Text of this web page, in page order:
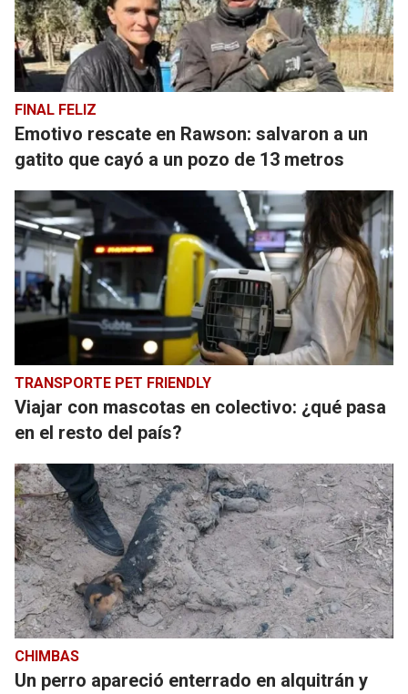
FINAL FELIZ
Emotivo rescate en Rawson: salvaron a un
gatito que cayó a un pozo de 13 metros
TRANSPORTE PET FRIENDLY
Viajar con mascotas en colectivo: ¿qué pasa
en el resto del país?
CHIMBAS
Un perro apareció enterrado en alquitrán y